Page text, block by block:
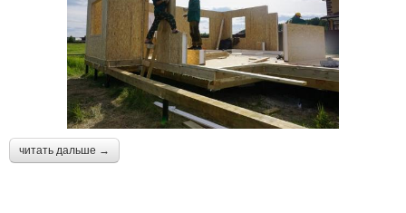
читать дальше →